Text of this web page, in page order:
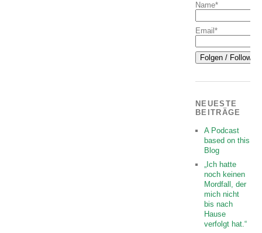
Name*
Email*
NEUESTE
BEITRÄGE
A Podcast
based on this
Blog
„Ich hatte
noch keinen
Mordfall, der
mich nicht
bis nach
Hause
verfolgt hat.“